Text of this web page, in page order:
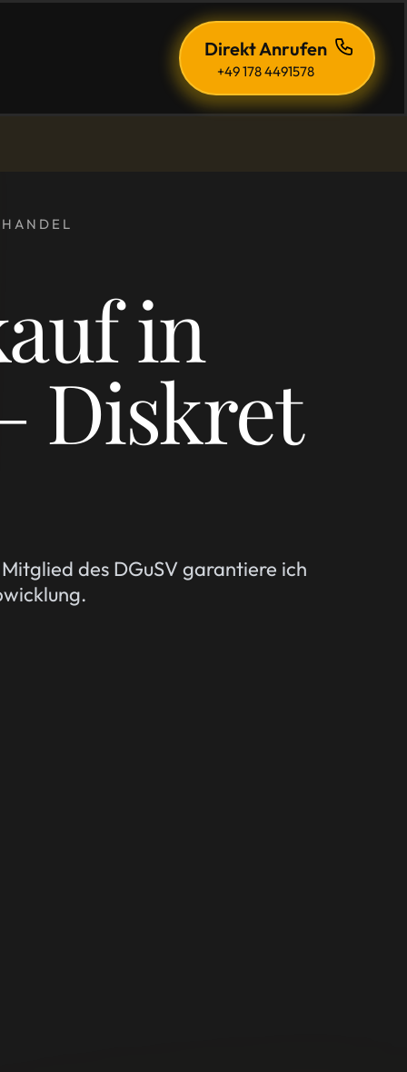
Direkt Anrufen
+49 178 4491578
in
Diskret
des DGuSV garantiere ich